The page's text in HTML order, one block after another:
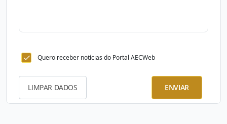
Quero receber notícias do Portal AECWeb
LIMPAR DADOS ENVIAR